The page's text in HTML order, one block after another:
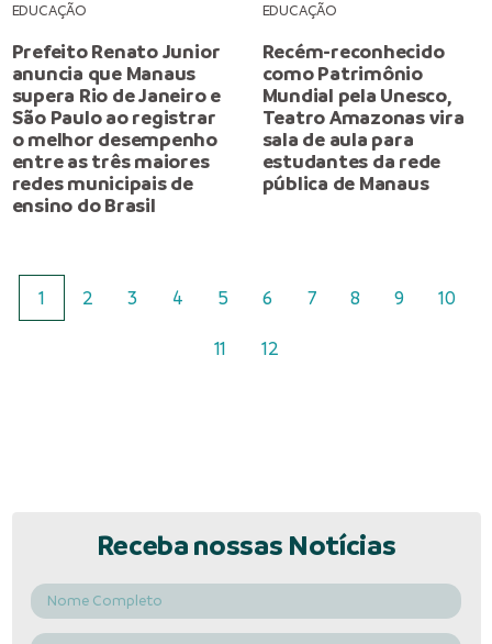
EDUCAÇÃO
Prefeito Renato Junior
anuncia que Manaus
supera Rio de Janeiro e
São Paulo ao registrar
o melhor desempenho
entre as três maiores
redes municipais de
ensino do Brasil
EDUCAÇÃO
Recém-reconhecido
como Patrimônio
Mundial pela Unesco,
Teatro Amazonas vira
sala de aula para
estudantes da rede
pública de Manaus
1 2 3 4 5 6 7 8 9 10
11 12
Receba nossas Notícias